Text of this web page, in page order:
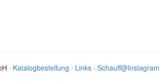
· Katalogbestellung · Links · Schauff@Instagram